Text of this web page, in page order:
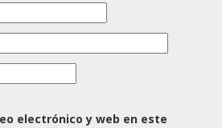
electrónico y web en este